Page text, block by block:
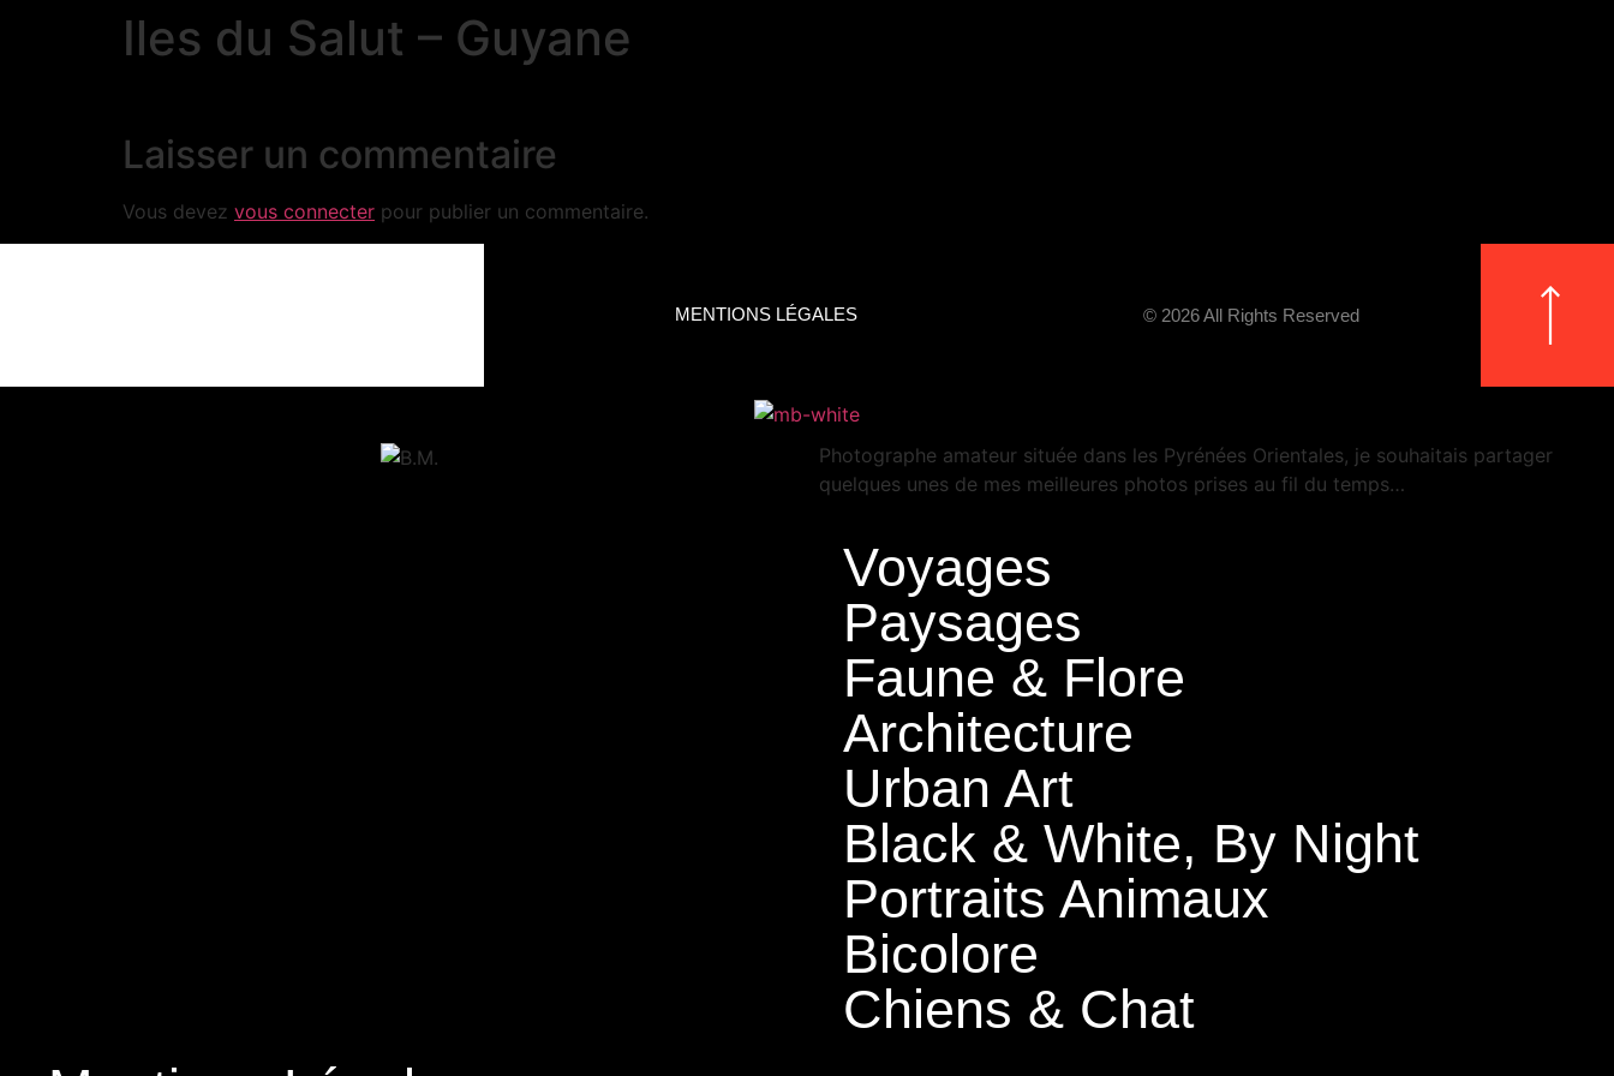
Iles du Salut – Guyane
Laisser un commentaire
Vous devez vous connecter pour publier un commentaire.
MENTIONS LÉGALES © 2026 All Rights Reserved
Photographe amateur située dans les Pyrénées Orientales, je souhaitais partager
quelques unes de mes meilleures photos prises au fil du temps…
Voyages
Paysages
Faune & Flore
Architecture
Urban Art
Black & White, By Night
Portraits Animaux
Bicolore
Chiens & Chat